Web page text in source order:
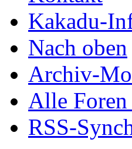
Kakadu-
Nach oben
Archiv-
Alle Foren
RSS-